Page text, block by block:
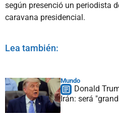
según presenció un periodista
caravana presidencial.
Lea también:
Mundo
Donald
Irán: será